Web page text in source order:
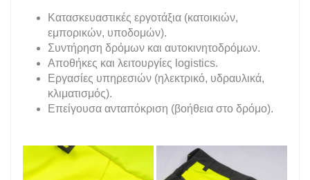
Κατασκευαστικές εργοτάξια (κατοικιών,
εμπορικών, υποδομών).
Συντήρηση δρόμων και αυτοκινητοδρόμων.
Αποθήκες και λειτουργίες logistics.
Εργασίες υπηρεσιών (ηλεκτρικό, υδραυλικά,
κλιματισμός).
Επείγουσα ανταπόκριση (βοήθεια στο δρόμο).